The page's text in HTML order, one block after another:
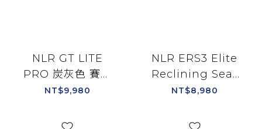
NLR GT LITE
PRO 炭灰色 賽車
椅 賽車架 適用直驅
援各廠牌方向盤 可
NT$9,980
NLR ERS3 Elite
Reclining Seat
透氣網布版 可調整
鋁擠系列/NLR-
NT$8,980